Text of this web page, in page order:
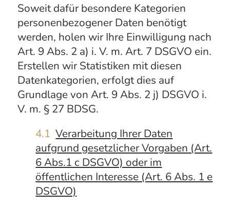
Soweit dafür besondere Kategorien
personenbezogener Daten benötigt
werden, holen wir Ihre Einwilligung nach
Art. 9 Abs. 2 a) i. V. m. Art. 7 DSGVO ein.
Erstellen wir Statistiken mit diesen
Datenkategorien, erfolgt dies auf
Grundlage von Art. 9 Abs. 2 j) DSGVO i.
V. m. § 27 BDSG.
4.1Verarbeitung Ihrer Daten
aufgrund gesetzlicher Vorgaben (Art.
6 Abs.1 c DSGVO) oder im
öffentlichen Interesse (Art. 6 Abs. 1 e
DSGVO)